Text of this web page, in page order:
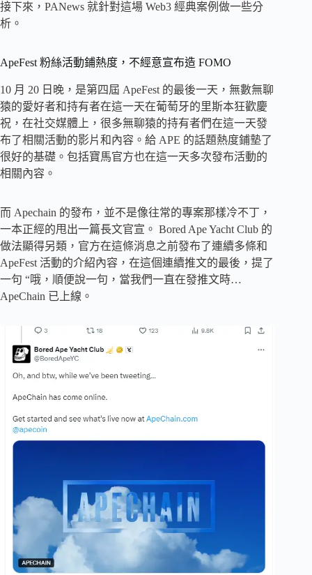
接下來，PANews 就針對這場 Web3 經典案例做一些分
析。
ApeFest 粉絲活動鋪熱度，不經意宣布造 FOMO
10 月 20 日晚，是第四屆 ApeFest 的最後一天，無數無聊
猿的愛好者和持有者在這一天在葡萄牙的里斯本狂歡慶
祝，在社交媒體上，很多無聊猿的持有者們在這一天發
布了相關活動的影片和內容。給 APE 的話題熱度鋪墊了
很好的基礎。包括寶馬官方也在這一天多次發布活動的
相關內容。
而 Apechain 的發布，並不是像往常的專案那樣冷不丁，
一本正經的甩出一篇長文官宣。 Bored Ape Yacht Club 的
做法顯得另類，官方在這條消息之前發布了連續多條和
ApeFest 活動的介紹內容，在這個連續推文的最後，提了
一句 “哦，順便說一句，當我們一直在發推文時…
ApeChain 已上線。